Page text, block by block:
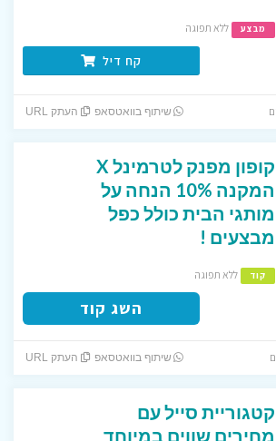
מבצע ללא תפוגה
קח דיל
שיתוף בוואטסאפ העתק URL
קופון מפנק לטרמינל X
המקנה 10% הנחה על
מותגי הבית כולל כפל
מבצעים !
קוד ללא תפוגה
השג קוד
שיתוף בוואטסאפ העתק URL
קטגוריית סייל עם
מחירים שווים במיוחד